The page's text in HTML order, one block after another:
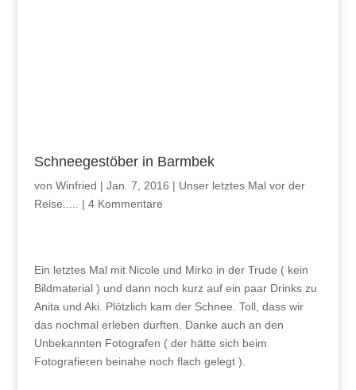
Schneegestöber in Barmbek
von Winfried | Jan. 7, 2016 | Unser letztes Mal vor der
Reise.....
| 4 Kommentare
Ein letztes Mal mit Nicole und Mirko in der Trude ( kein
Bildmaterial ) und dann noch kurz auf ein paar Drinks zu
Anita und Aki. Plötzlich kam der Schnee. Toll, dass wir
das nochmal erleben durften. Danke auch an den
Unbekannten Fotografen ( der hätte sich beim
Fotografieren beinahe noch flach gelegt ).